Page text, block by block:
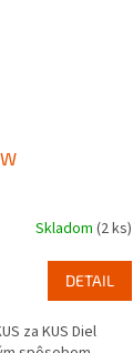
Skladom (2 ks)
DETAIL
za KUS Diel